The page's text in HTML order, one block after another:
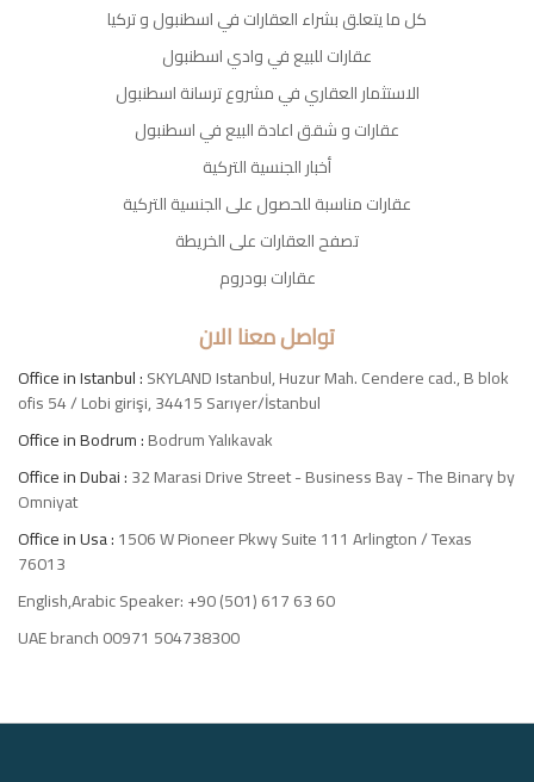
كل ما يتعلق بشراء العقارات في اسطنبول و تركيا
عقارات للبيع في وادي اسطنبول
الاستثمار العقاري في مشروع ترسانة اسطنبول
عقارات و شقق اعادة البيع في اسطنبول
أخبار الجنسية التركية
عقارات مناسبة للحصول على الجنسية التركية
تصفح العقارات على الخريطة
عقارات بودروم
تواصل معنا الان
Office in Istanbul :SKYLAND Istanbul, Huzur Mah. Cendere cad., B blok
ofis 54 / Lobi girişi, 34415 Sarıyer/İstanbul
Office in Bodrum :Bodrum Yalıkavak
Office in Dubai :32 Marasi Drive Street - Business Bay - The Binary by
Omniyat
Office in Usa :1506 W Pioneer Pkwy Suite 111 Arlington / Texas
76013
English,Arabic Speaker: +90 (501) 617 63 60
UAE branch 00971 504738300